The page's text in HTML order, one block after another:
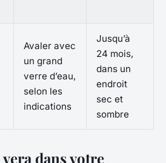
Avaler avec
un grand
verre d’eau,
selon les
indications
Jusqu’à
24 mois,
dans un
endroit
sec et
sombre
dans votre